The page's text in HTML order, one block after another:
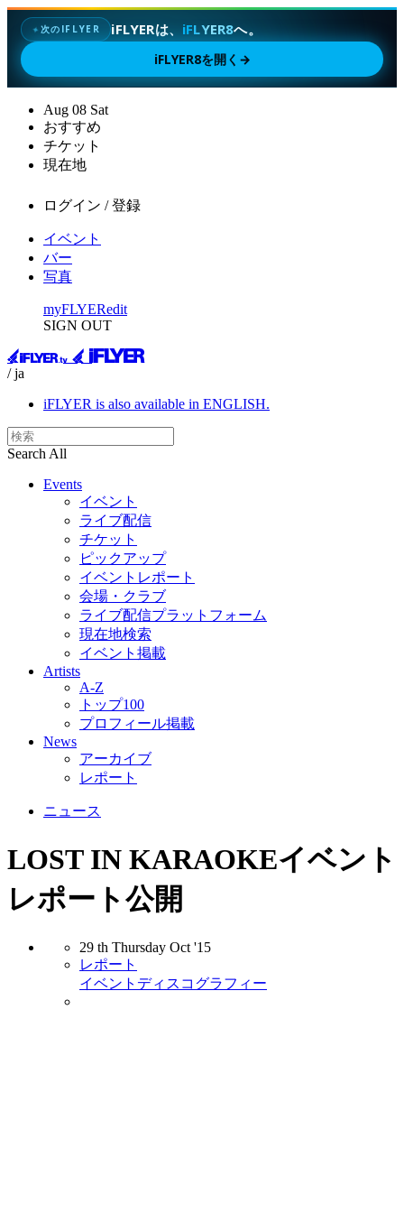
✦ 次のIFLYER iFLYERは、 iFLYER8へ。
iFLYER8を開く →
Aug 08 Sat
おすすめ
チケット
現在地
ログイン / 登録
イベント
バー
写真
myFLYERedit
SIGN OUT
/ ja
iFLYER is also available in ENGLISH.
Search All
Events
イベント
ライブ配信
チケット
ピックアップ
イベントレポート
会場・クラブ
ライブ配信プラットフォーム
現在地検索
イベント掲載
Artists
A-Z
トップ100
プロフィール掲載
News
アーカイブ
レポート
ニュース
LOST IN KARAOKEイベント
レポート公開
29 th Thursday Oct '15
レポート
イベント ディスコグラフィー